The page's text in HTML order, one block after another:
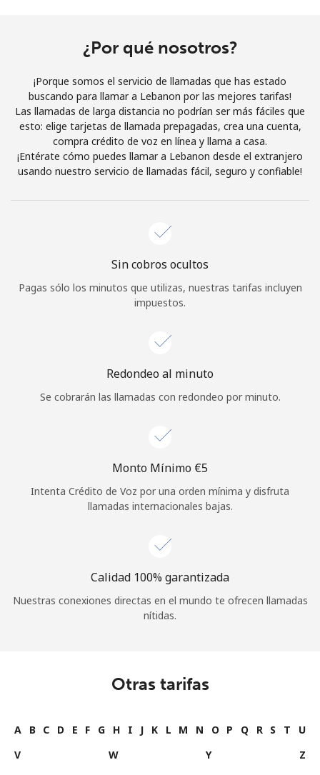
Términos y condiciones.
Únete
¡Hola!
Inicia sesión oREGÍSTRATE →
o
Continuar con
¿Por qué nosotros?
¡Porque somos el servicio de llamadas que has estado
buscando para llamar a Lebanon por las mejores tarifas!
Las llamadas de larga distancia no podrían ser más fáciles que
esto: elige tarjetas de llamada prepagadas, crea una cuenta,
compra crédito de voz en línea y llama a casa.
¡Entérate cómo puedes llamar a Lebanon desde el extranjero
usando nuestro servicio de llamadas fácil, seguro y confiable!
Sin cobros ocultos
Pagas sólo los minutos que utilizas, nuestras tarifas incluyen
impuestos.
Redondeo al minuto
Se cobrarán las llamadas con redondeo por minuto.
Monto Mínimo ⁦€5⁩
Intenta Crédito de Voz por una orden mínima y disfruta
llamadas internacionales bajas.
Calidad 100% garantizada
Nuestras conexiones directas en el mundo te ofrecen llamadas
nítidas.
Otras tarifas
A B C D E F G H I J K L M N O P Q R S T
U
V
W Y Z